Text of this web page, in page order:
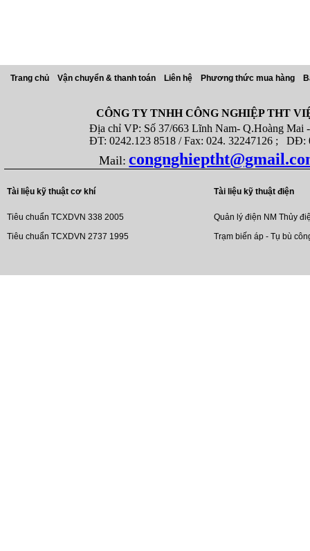
Trang chủ Vận chuyển & thanh toán Liên hệ Phương thức mua hàng
CÔNG TY TNHH CÔNG NGHIỆP THT
Địa chỉ VP: Số 37/663 Lĩnh Nam- Q.Hoàng Mai -
ĐT: 0242.123 8518 / Fax: 024. 32247126 ; DĐ:
Mail:
Tài liệu kỹ thuật cơ khí
Tiêu chuẩn TCXDVN 338 2005
Tiêu chuẩn TCXDVN 2737 1995
Tài liệu kỹ thuật điện
Quản lý điện NM Thủy
Trạm biến áp - Tụ bù